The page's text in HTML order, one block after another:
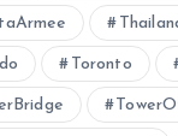
Toronto